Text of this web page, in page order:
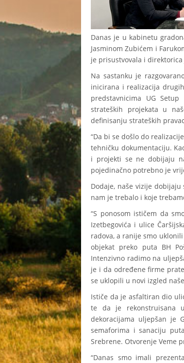
Danas je u kabinetu
Jasminom Zubićem i
je prisustvovala i
Na sastanku je
inicirana i realizacija
predstavnicima UG
strateških projekata u
definisanju strateških
“Da bi se došlo do
tehničku dokumentaciju.
i projekti se ne dobijaju
pojedinačno potrebno je
Dodaje, naše vizije
nam je trebalo i koje
“S ponosom ističem da
Izetbegovića i ulice
radova, a ranije smo
objekat preko puta BH
Intenzivno radimo na
je i da određene firme
se uklopili u novi izgled
Ističe da je asfaltiran dio
te da je rekonstruisana
dekoracijama uljepšan je
semaforima i sanaciju
Srebrene. Otvorenje Veme
“Danas smo imali